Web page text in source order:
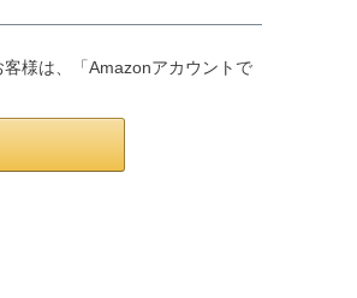
様は、「Amazonアカウントで